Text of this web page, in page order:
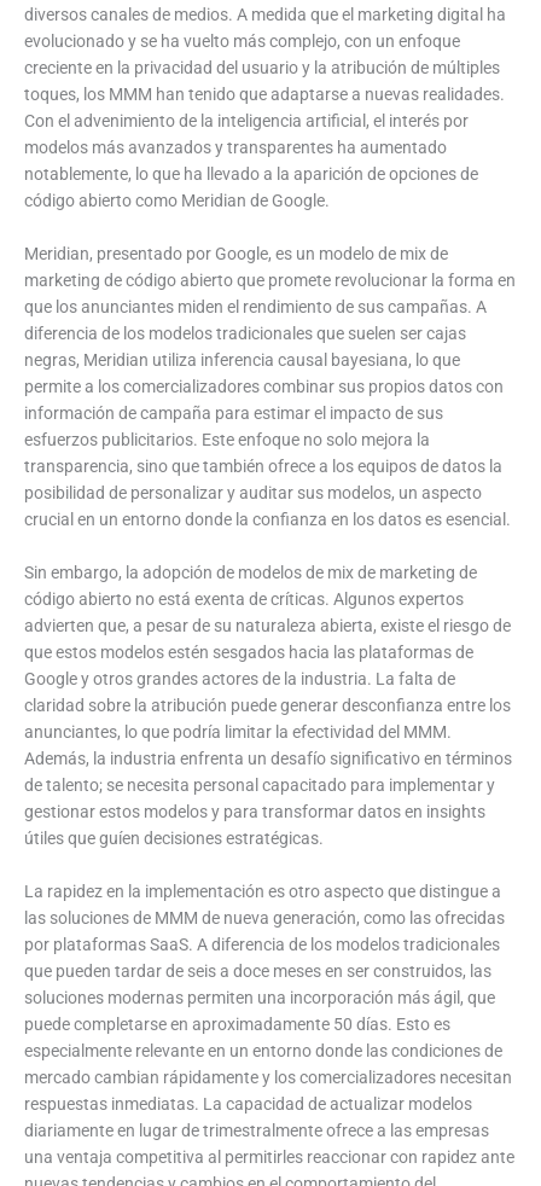
diversos canales de medios. A medida que el marketing digital ha
evolucionado y se ha vuelto más complejo, con un enfoque
creciente en la privacidad del usuario y la atribución de múltiples
toques, los MMM han tenido que adaptarse a nuevas realidades.
Con el advenimiento de la inteligencia artificial, el interés por
modelos más avanzados y transparentes ha aumentado
notablemente, lo que ha llevado a la aparición de opciones de
código abierto como Meridian de Google.
Meridian, presentado por Google, es un modelo de mix de
marketing de código abierto que promete revolucionar la forma en
que los anunciantes miden el rendimiento de sus campañas. A
diferencia de los modelos tradicionales que suelen ser cajas
negras, Meridian utiliza inferencia causal bayesiana, lo que
permite a los comercializadores combinar sus propios datos con
información de campaña para estimar el impacto de sus
esfuerzos publicitarios. Este enfoque no solo mejora la
transparencia, sino que también ofrece a los equipos de datos la
posibilidad de personalizar y auditar sus modelos, un aspecto
crucial en un entorno donde la confianza en los datos es esencial.
Sin embargo, la adopción de modelos de mix de marketing de
código abierto no está exenta de críticas. Algunos expertos
advierten que, a pesar de su naturaleza abierta, existe el riesgo de
que estos modelos estén sesgados hacia las plataformas de
Google y otros grandes actores de la industria. La falta de
claridad sobre la atribución puede generar desconfianza entre los
anunciantes, lo que podría limitar la efectividad del MMM.
Además, la industria enfrenta un desafío significativo en términos
de talento; se necesita personal capacitado para implementar y
gestionar estos modelos y para transformar datos en insights
útiles que guíen decisiones estratégicas.
La rapidez en la implementación es otro aspecto que distingue a
las soluciones de MMM de nueva generación, como las ofrecidas
por plataformas SaaS. A diferencia de los modelos tradicionales
que pueden tardar de seis a doce meses en ser construidos, las
soluciones modernas permiten una incorporación más ágil, que
puede completarse en aproximadamente 50 días. Esto es
especialmente relevante en un entorno donde las condiciones de
mercado cambian rápidamente y los comercializadores necesitan
respuestas inmediatas. La capacidad de actualizar modelos
diariamente en lugar de trimestralmente ofrece a las empresas
una ventaja competitiva al permitirles reaccionar con rapidez ante